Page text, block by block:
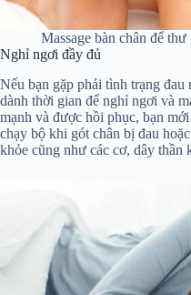
Massage bàn chân để
Nghỉ ngơi đầy đủ
Nếu bạn gặp phải tình trạng
dành thời gian để nghỉ ngơi và
mạnh và được hồi phục, bạn
chạy bộ khi gót chân bị đau
khỏe cũng như các cơ, dây thần